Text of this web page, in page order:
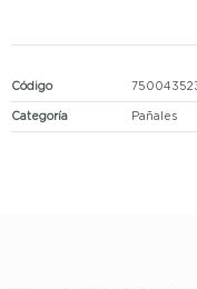
Código
Categoría Pañales